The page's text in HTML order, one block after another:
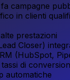
campagne
in clienti
prestazioni
Closer)
(HubSpot,
di
automatiche